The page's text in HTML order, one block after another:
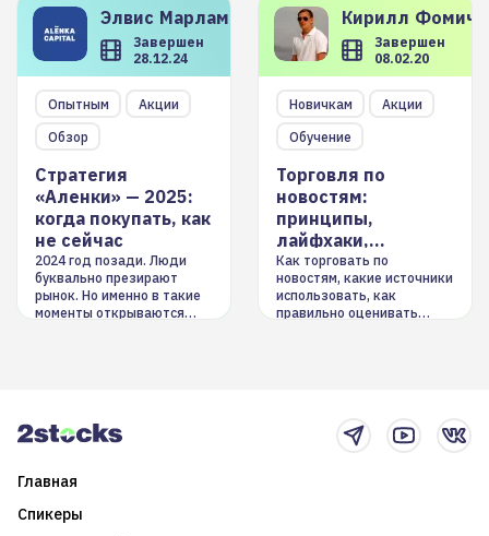
Элвис Марламов
Завершен
28.12.24
Опытным
Акции
Обзор
Стратегия
«Аленки» — 2025:
когда покупать, как
не сейчас
2024 год позади. Люди
буквально презирают
рынок. Но именно в такие
моменты открываются
Кирилл
Завершен
08.02.20
Новичкам
Акции
Обучение
Торговля по
новостям:
принципы,
лайфхаки,
инструменты
Как торговать по
новостям, какие источники
использовать, как
правильно оценивать
Главная
Спикеры